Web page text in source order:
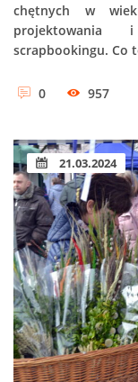
chętnych w
projektowania
scrapbookingu. Co
0 957
21.03.2024